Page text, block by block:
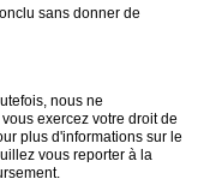
sans donner de
nous ne
exercez votre droit de
plus d'informations sur le
vous reporter à la